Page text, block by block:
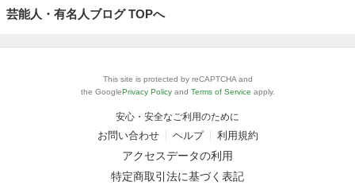
芸能人・有名人ブログ TOPへ
This site is protected by reCAPTCHA and
the GooglePrivacy Policy and Terms of Service apply.
安心・安全なご利用のために
お問い合わせ ヘルプ 利用規約
アクセスデータの利用
特定商取引法に基づく表記